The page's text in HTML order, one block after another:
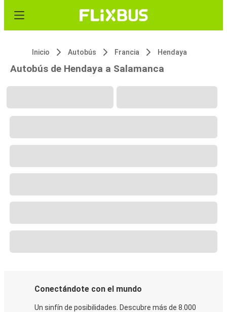
Inicio Autobús Francia Hendaya
Autobús de Hendaya a Salamanca
Conectándote con el mundo
Un sinfín de posibilidades. Descubre más de 8.000